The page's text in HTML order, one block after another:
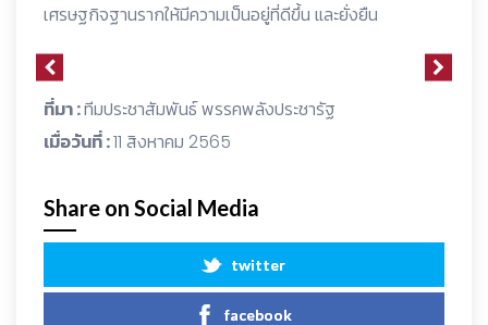
เศรษฐกิจฐานรากให้มีความเป็นอยู่ที่ดีขึ้น และยั่งยืน
ที่มา :ทีมประชาสัมพันธ์ พรรคพลังประชารัฐ
เมื่อวันที่ :11 สิงหาคม 2565
Share on Social Media
twitter
facebook